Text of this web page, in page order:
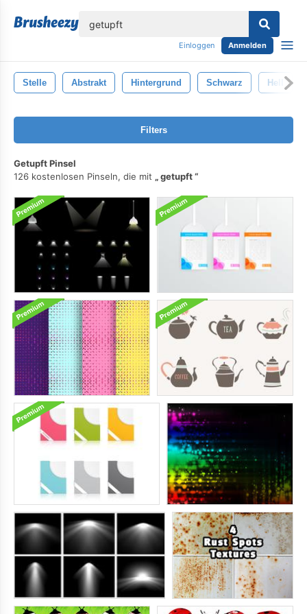
Einloggen Anmelden
Stelle Abstrakt Hintergrund Schwarz Hell
Filters
Getupft Pinsel
126 kostenlosen Pinseln, die mit
getupft